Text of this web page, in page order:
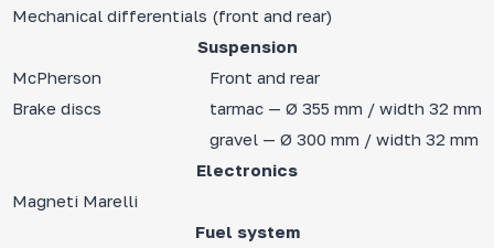
Mechanical differentials (front and rear)
Suspension
McPherson
Front and rear
Brake discs
tarmac — Ø 355 mm / width 32 mm
gravel — Ø 300 mm / width 32 mm
Electronics
Magneti Marelli
Fuel system